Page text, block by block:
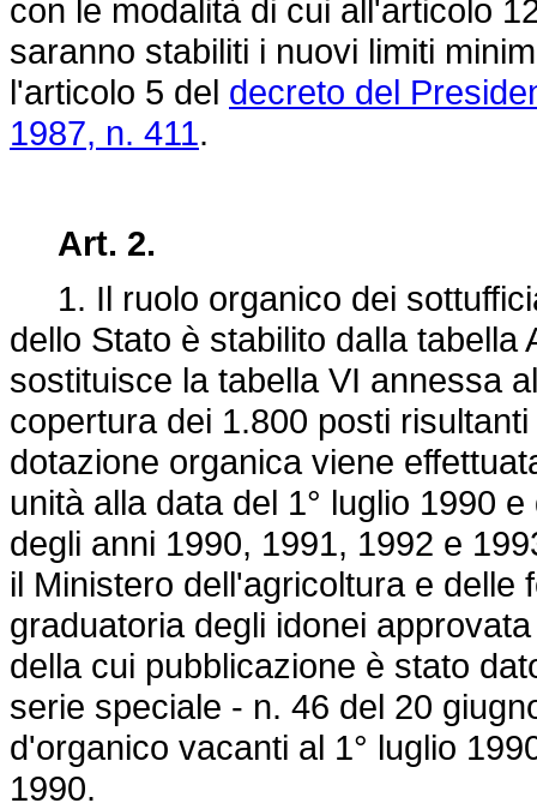
con le modalità di cui all'articolo
saranno stabiliti i nuovi limiti
l'articolo 5 del decreto del
1987, n. 411.
Art. 2.
1. Il ruolo organico dei
dello Stato è stabilito dalla
sostituisce la tabella VI annessa
copertura dei 1.800 posti
dotazione organica viene
unità alla data del 1° luglio 1990
degli anni 1990, 1991, 1992 e
il Ministero dell'agricoltura e
graduatoria degli idonei
della cui pubblicazione è stato
serie speciale - n. 46 del 20
d'organico vacanti al 1° luglio
1990.